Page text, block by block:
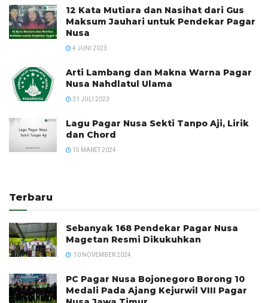
12 Kata Mutiara dan Nasihat dari Gus
Maksum Jauhari untuk Pendekar Pagar
Nusa
4 JUNI 2023
Arti Lambang dan Makna Warna Pagar
Nusa Nahdlatul Ulama
31 JULI 2023
Lagu Pagar Nusa Sekti Tanpo Aji, Lirik
dan Chord
15 MARET 2024
Terbaru
Sebanyak 168 Pendekar Pagar Nusa
Magetan Resmi Dikukuhkan
10 NOVEMBER 2024
PC Pagar Nusa Bojonegoro Borong 10
Medali Pada Ajang Kejurwil VIII Pagar